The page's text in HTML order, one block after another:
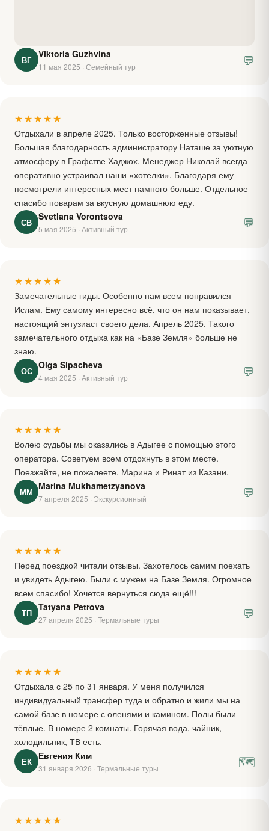
ВГ Viktoria Guzhvina
11 мая 2025 · Семейный тур 💬
★★★★★
Отдыхали в апреле 2025. Только восторженные отзывы!
Большая благодарность администратору Наташе за уютную
атмосферу в Графстве Хаджох. Менеджер Николай всегда
оперативно устраивал наши «хотелки». Благодаря ему
посмотрели интересных мест намного больше. Отдельное
спасибо поварам за вкусную домашнюю еду.
СВ Svetlana Vorontsova
5 мая 2025 · Активный тур 💬
★★★★★
Замечательные гиды. Особенно нам всем понравился
Ислам. Ему самому интересно всё, что он нам показывает,
настоящий энтузиаст своего дела. Апрель 2025. Такого
замечательного отдыха как на «Базе Земля» больше не
знаю.
ОС Olga Sipacheva
4 мая 2025 · Активный тур 💬
★★★★★
Волею судьбы мы оказались в Адыгее с помощью этого
оператора. Советуем всем отдохнуть в этом месте.
Поезжайте, не пожалеете. Марина и Ринат из Казани.
ММ Marina Mukhametzyanova
7 апреля 2025 · Экскурсионный 💬
★★★★★
Перед поездкой читали отзывы. Захотелось самим поехать
и увидеть Адыгею. Были с мужем на Базе Земля. Огромное
всем спасибо! Хочется вернуться сюда ещё!!!
ТП Tatyana Petrova
27 апреля 2025 · Термальные туры 💬
★★★★★
Отдыхала с 25 по 31 января. У меня получился
индивидуальный трансфер туда и обратно и жили мы на
самой базе в номере с оленями и камином. Полы были
тёплые. В номере 2 комнаты. Горячая вода, чайник,
холодильник, ТВ есть.
ЕК Евгения Ким
31 января 2026 · Термальные туры 🗺
★★★★★